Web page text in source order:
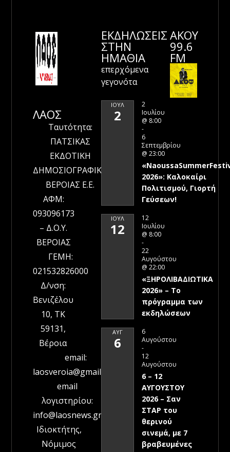
ΛΑΟΣ
Ταυτότητα:
ΠΑΤΣΙΚΑΣ
ΕΚΔΟΤΙΚΗ
ΔΗΜΟΣΙΟΓΡΑΦΙΚΗ
ΒΕΡΟΙΑΣ Ε.Ε.
ΑΦΜ:
093096173
– Δ.Ο.Υ.
ΒΕΡΟΙΑΣ
ΓΕΜΗ:
021532826000
Δ/νση:
Βενιζέλου
10, ΤΚ
59131,
Βέροια
email:
laosveroia@gmail.com
email
λογιστηρίου:
info@laosnews.gr
Ιδιοκτήτης,
Νόμιμος
ΕΚΔΗΛΩΣΕΙΣ
ΣΤΗΝ
ΗΜΑΘΊΑ
επερχόμενα
γεγονότα
ΙΟΎΛ
2
2
Ιουλίου
@ 8:00
-
6
Σεπτεμβρίου
@ 23:00
2026»: Καλοκαίρι
Πολιτισμού, Γιορτή
Γεύσεων!
ΙΟΎΛ
12
12
Ιουλίου
@ 8:00
-
22
Αυγούστου
@ 22:00
«ΞΗΡΟΛΙΒΑΔΙΩΤΙΚΑ
2026» – To
πρόγραμμα των
εκδηλώσεων
ΑΥΓ
6
6
Αυγούστου
-
12
Αυγούστου
6 – 12
ΑΥΓΟΥΣΤΟΥ
2026 – Σαν
ΣΤΑΡ του
θερινού
σινεμά, με 7
βραβευμένες
ΑΚΟΥ
99.6
FM